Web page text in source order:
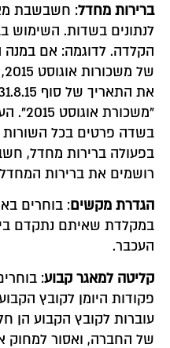
ברירות מחדל: חשבשבת
לנתונים בשדות. השימוש
הקלדה. לדוגמה: אם במנה
בשדה פרטים בכל
בפעולה ברירות מחדל,
רושמים את ברירות
הגדרת מקשים: בוחרים
במקלדת שאיתם נתקדם
העכבר.
קליטה למאגר קבוע:
פקודות היומן לקובץ
עוברות לקובץ הקבוע הן
של החברה, ואסור למחוק